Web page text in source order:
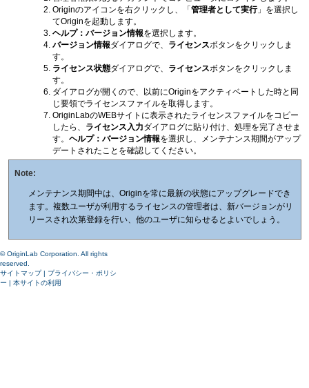
Originのアイコンを右クリックし、「管理者として実行」を選択し
てOriginを起動します。
ヘルプ：バージョン情報を選択します。
バージョン情報ダイアログで、 ライセンスボタンをクリックしま
す。
ライセンス状態ダイアログで、 ライセンスボタンをクリックしま
す。
ダイアログが開くので、以前にOriginをアクティベートした時と同
じ要領でライセンスファイルを取得します。
OriginLabのWEBサイトに表示されたライセンスファイルをコピー
したら、 ライセンス入力ダイアログに貼り付け、処理を完了させま
す。 ヘルプ：バージョン情報を選択し、メンテナンス期間がアップ
デートされたことを確認してください。
Note:
メンテナンス期間中は、Originを常に最新の状態にアップグレードでき
ます。複数ユーザが利用するライセンスの管理者は、新バージョンがリ
リースされ次第登録を行い、他のユーザに知らせるとよいでしょう。
© OriginLab Corporation. All rights
reserved.
サイトマップ| プライバシー・ポリシ
ー | 本サイトの利用